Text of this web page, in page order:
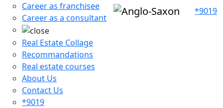
Career as franchisee
Career as a consultant
Real Estate Collage
Recommandations
Real estate courses
About Us
Contact Us
*9019
*9019